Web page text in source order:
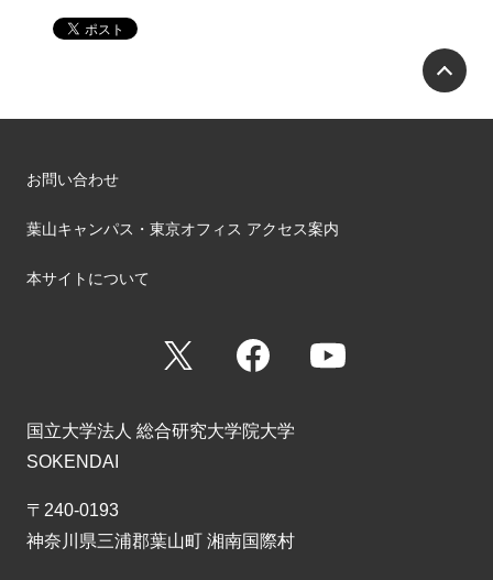
お問い合わせ
葉山キャンパス・東京オフィス アクセス案内
本サイトについて
Facebook
国立大学法人 総合研究大学院大学
SOKENDAI
〒240-0193
神奈川県三浦郡葉山町 湘南国際村